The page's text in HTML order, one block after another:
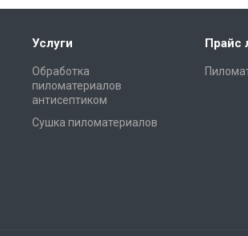
Услуги
Обработка
пиломатериалов
антисептиком
Сушка пиломатериалов
Прайс